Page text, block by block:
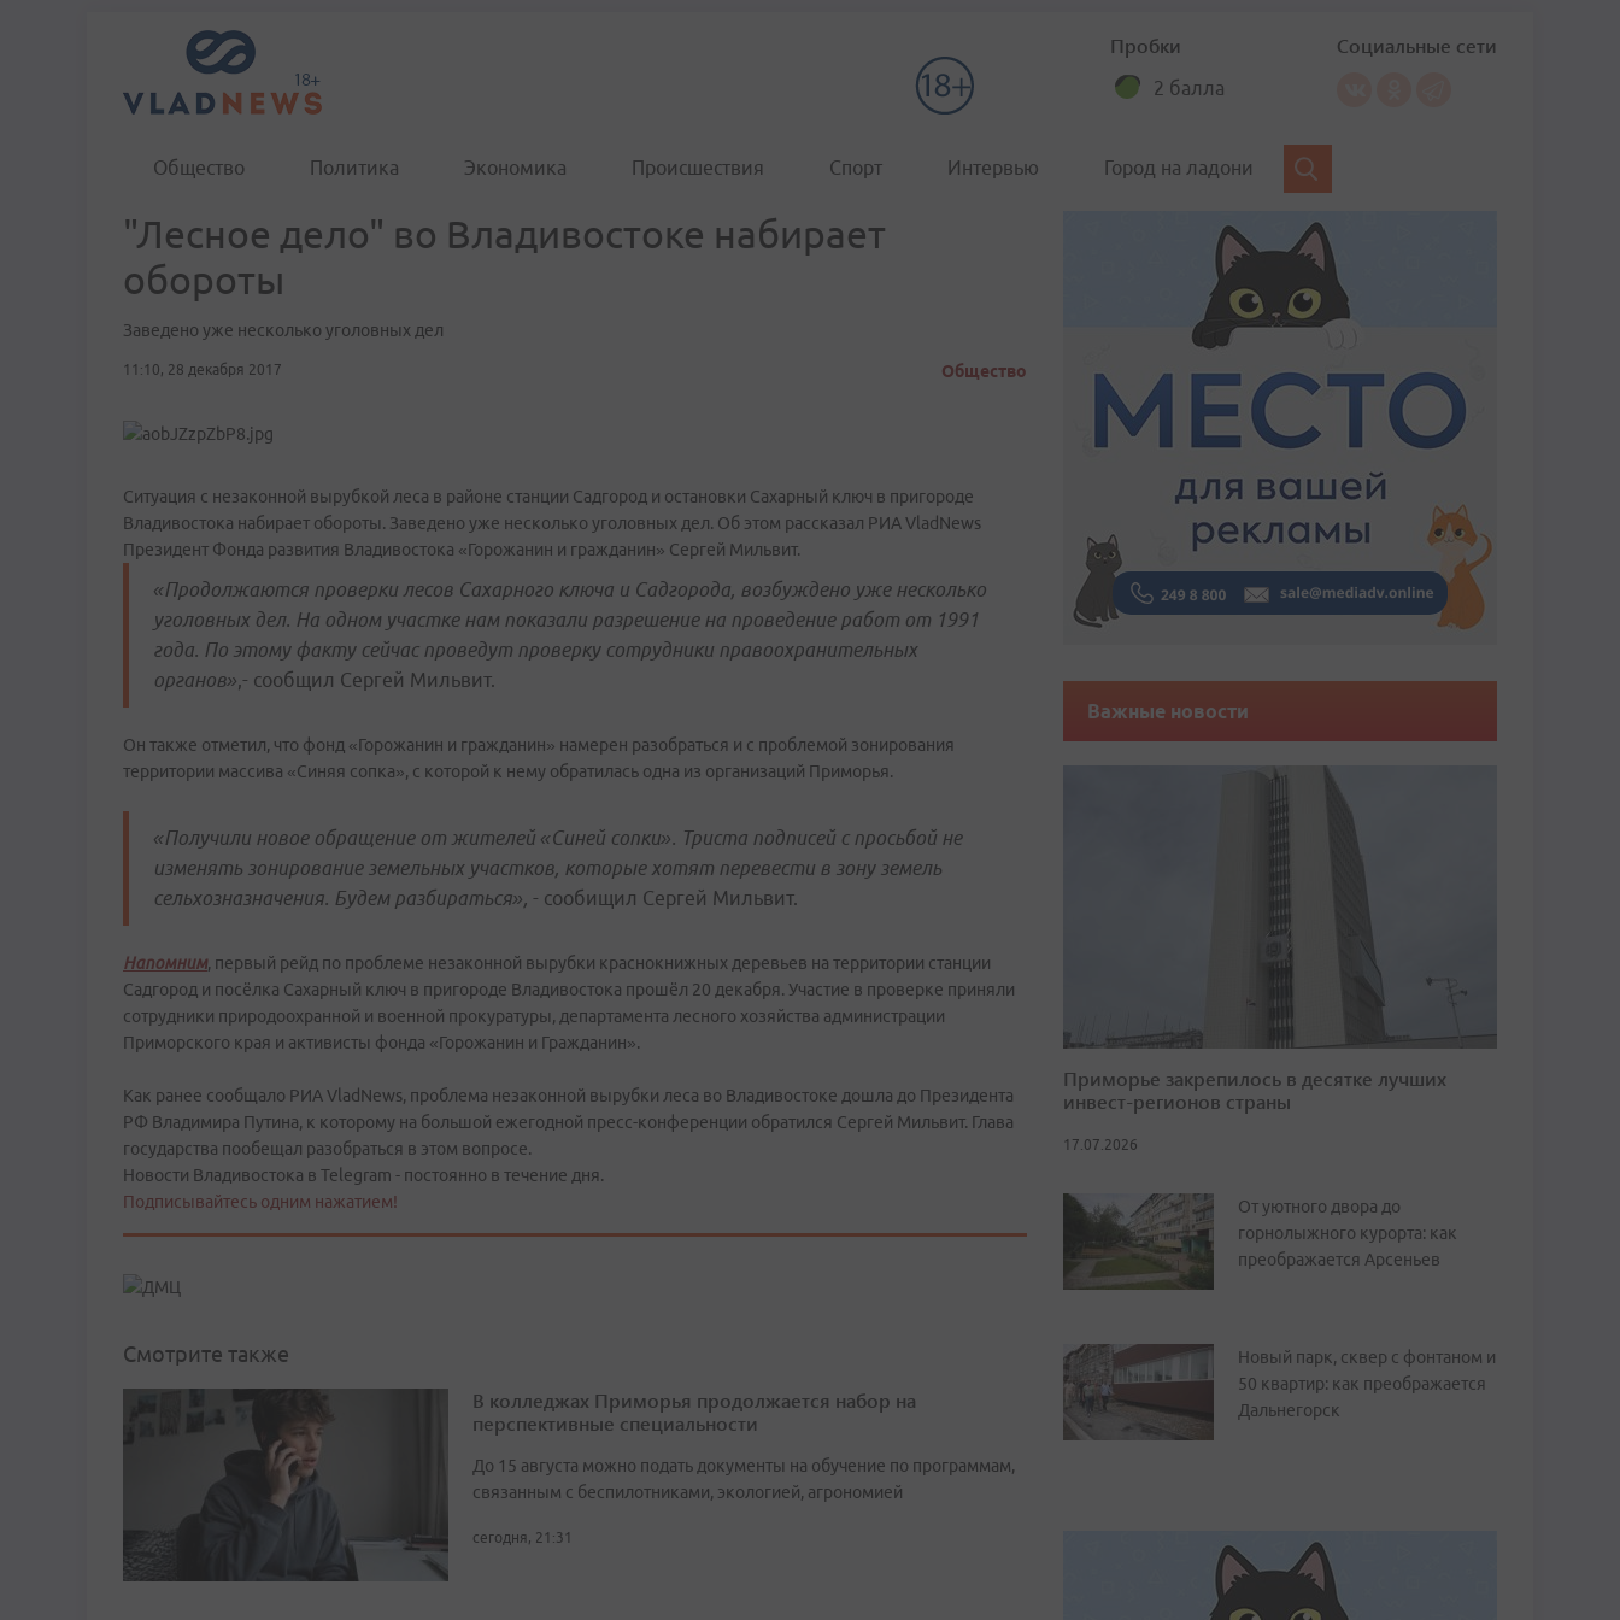
Пробки
2 балла
Социальные сети
Общество Политика Экономика Происшествия Спорт Интервью Город на ладони
"Лесное дело" во Владивостоке набирает
обороты
Заведено уже несколько уголовных дел
11:10, 28 декабря 2017 Общество
Ситуация с незаконной вырубкой леса в районе станции Садгород и остановки Сахарный ключ в пригороде
Владивостока набирает обороты. Заведено уже несколько уголовных дел. Об этом рассказал РИА VladNews
Президент Фонда развития Владивостока «Горожанин и гражданин» Сергей Мильвит.
«Продолжаются проверки лесов Сахарного ключа и Садгорода, возбуждено уже несколько
уголовных дел. На одном участке нам показали разрешение на проведение работ от 1991
года. По этому факту сейчас проведут проверку сотрудники правоохранительных
органов»,- сообщил Сергей Мильвит.
Он также отметил, что фонд «Горожанин и гражданин» намерен разобраться и с проблемой зонирования
территории массива «Синяя сопка», с которой к нему обратилась одна из организаций Приморья.
«Получили новое обращение от жителей «Синей сопки». Триста подписей с просьбой не
изменять зонирование земельных участков, которые хотят перевести в зону земель
сельхозназначения. Будем разбираться», - сообищил Сергей Мильвит.
Напомним, первый рейд по проблеме незаконной вырубки краснокнижных деревьев на территории станции
Садгород и посёлка Сахарный ключ в пригороде Владивостока прошёл 20 декабря. Участие в проверке приняли
сотрудники природоохранной и военной прокуратуры, департамента лесного хозяйства администрации
Приморского края и активисты фонда «Горожанин и Гражданин».
Как ранее сообщало РИА VladNews, проблема незаконной вырубки леса во Владивостоке дошла до Президента
РФ Владимира Путина, к которому на большой ежегодной пресс-конференции обратился Сергей Мильвит. Глава
государства пообещал разобраться в этом вопросе.
Новости Владивостока в Telegram - постоянно в течение дня.
Подписывайтесь одним нажатием!
Смотрите также
В колледжах Приморья продолжается набор на
перспективные специальности
До 15 августа можно подать документы на обучение по программам,
связанным с беспилотниками, экологией, агрономией
сегодня, 21:31
Важные новости
Приморье закрепилось в десятке лучших
инвест-регионов страны
17.07.2026
От уютного двора до
горнолыжного курорта: как
преображается Арсеньев
Новый парк, сквер с фонтаном и
50 квартир: как преображается
Дальнегорск